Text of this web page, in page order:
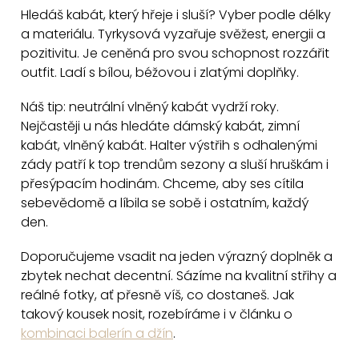
á
d
a
c
p
r
v
k
y
p
i
s
u
á
n
k
o
á
n
í
Hledáš kabát, který hřeje i sluší? Vyber podle délky
a materiálu. Tyrkysová vyzařuje svěžest, energii a
pozitivitu. Je ceněná pro svou schopnost rozzářit
outfit. Ladí s bílou, béžovou i zlatými doplňky.
Náš tip: neutrální vlněný kabát vydrží roky.
Nejčastěji u nás hledáte dámský kabát, zimní
kabát, vlněný kabát. Halter výstřih s odhalenými
zády patří k top trendům sezony a sluší hruškám i
přesýpacím hodinám. Chceme, aby ses cítila
sebevědomě a líbila se sobě i ostatním, každý
den.
Doporučujeme vsadit na jeden výrazný doplněk a
zbytek nechat decentní. Sázíme na kvalitní střihy a
reálné fotky, ať přesně víš, co dostaneš. Jak
takový kousek nosit, rozebíráme i v článku o
kombinaci balerín a džín.